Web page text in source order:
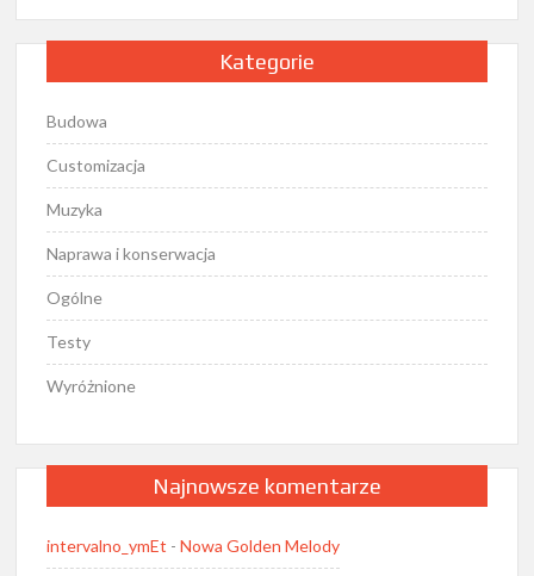
Kategorie
Budowa
Customizacja
Muzyka
Naprawa i konserwacja
Ogólne
Testy
Wyróżnione
Najnowsze komentarze
intervalno_ymEt -Nowa Golden Melody